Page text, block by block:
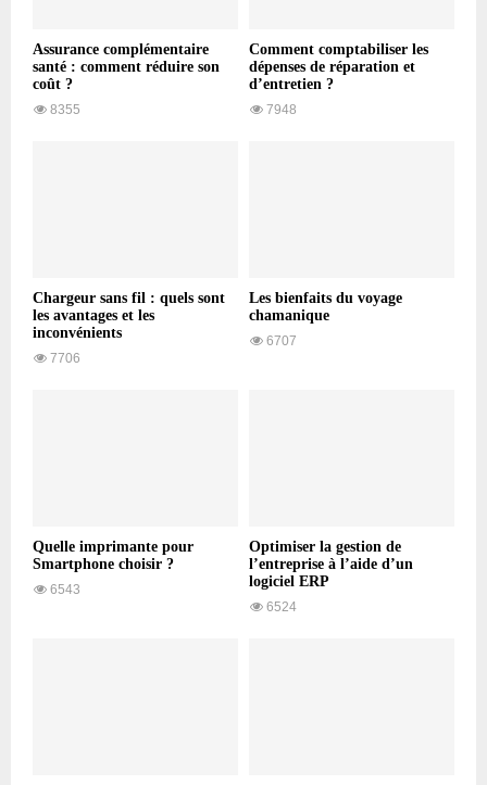
Assurance complémentaire
santé : comment réduire son
coût ?
8355
Comment comptabiliser les
dépenses de réparation et
d’entretien ?
7948
Chargeur sans fil : quels sont
les avantages et les
inconvénients
7706
Les bienfaits du voyage
chamanique
6707
Quelle imprimante pour
Smartphone choisir ?
6543
Optimiser la gestion de
l’entreprise à l’aide d’un
logiciel ERP
6524